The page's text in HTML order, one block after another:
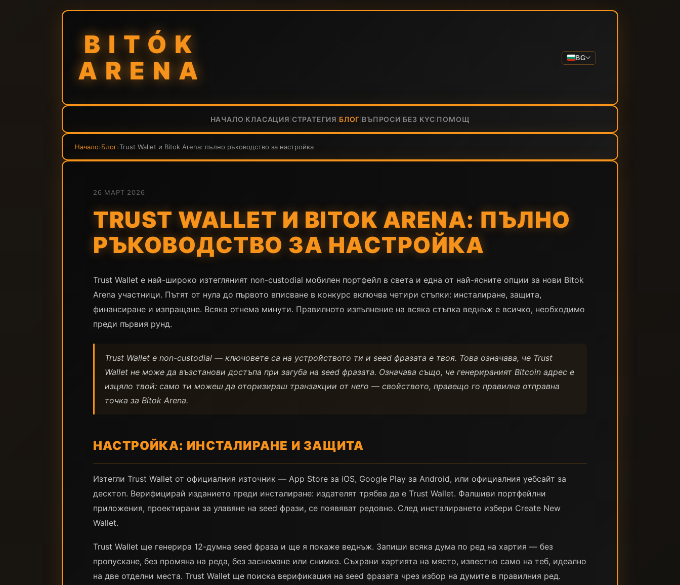
BITÓK
ARENA
BG
НАЧАЛО КЛАСАЦИЯ СТРАТЕГИЯ БЛОГ ВЪПРОСИ БЕЗ KYC ПОМОЩ
Начало›Блог›Trust Wallet и Bitok Arena: пълно ръководство за настройка
26 МАРТ 2026
TRUST WALLET И BITOK ARENA: ПЪЛНО
РЪКОВОДСТВО ЗА НАСТРОЙКА
Trust Wallet е най-широко изтегляният non-custodial мобилен портфейл в света и една от най-ясните опции за нови Bitok
Arena участници. Пътят от нула до първото вписване в конкурс включва четири стъпки: инсталиране, защита,
финансиране и изпращане. Всяка отнема минути. Правилното изпълнение на всяка стъпка веднъж е всичко, необходимо
преди първия рунд.
Trust Wallet е non-custodial — ключовете са на устройството ти и seed фразата е твоя. Това означава, че Trust
Wallet не може да възстанови достъпа при загуба на seed фразата. Означава също, че генерираният Bitcoin адрес е
изцяло твой: само ти можеш да оторизираш транзакции от него — свойството, правещо го правилна отправна
точка за Bitok Arena.
НАСТРОЙКА: ИНСТАЛИРАНЕ И ЗАЩИТА
Изтегли Trust Wallet от официалния източник — App Store за iOS, Google Play за Android, или официалния уебсайт за
десктоп. Верифицирай изданието преди инсталиране: издателят трябва да е Trust Wallet. Фалшиви портфейлни
приложения, проектирани за улавяне на seed фрази, се появяват редовно. След инсталирането избери Create New
Wallet.
Trust Wallet ще генерира 12-думна seed фраза и ще я покаже веднъж. Запиши всяка дума по ред на хартия — без
пропускане, без промяна на реда, без заснемане или снимка. Съхрани хартията на място, известно само на теб, идеално
на две отделни места. Trust Wallet ще поиска верификация на seed фразата чрез избор на думите в правилния ред.